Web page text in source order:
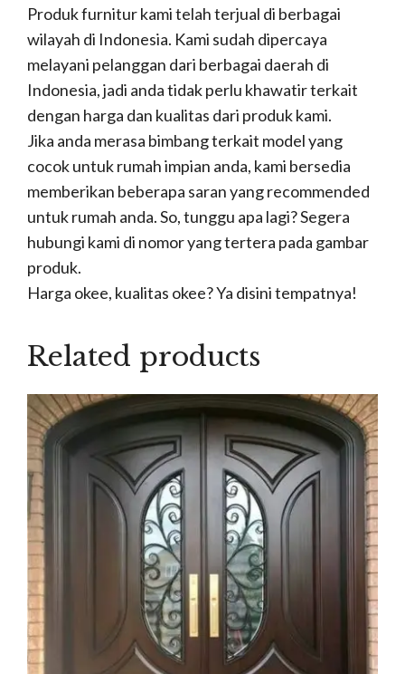
Produk furnitur kami telah terjual di berbagai
wilayah di Indonesia. Kami sudah dipercaya
melayani pelanggan dari berbagai daerah di
Indonesia, jadi anda tidak perlu khawatir terkait
dengan harga dan kualitas dari produk kami.
Jika anda merasa bimbang terkait model yang
cocok untuk rumah impian anda, kami bersedia
memberikan beberapa saran yang recommended
untuk rumah anda. So, tunggu apa lagi? Segera
hubungi kami di nomor yang tertera pada gambar
produk.
Harga okee, kualitas okee? Ya disini tempatnya!
Related products